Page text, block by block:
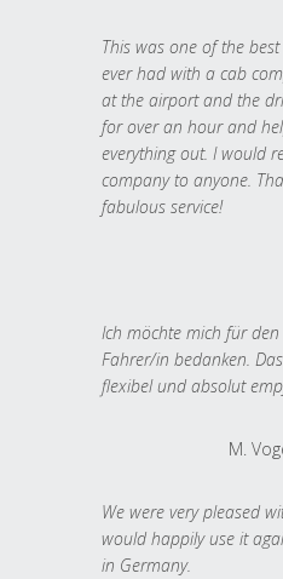
This was one of the
ever had with a cab
at the airport and the
for over an hour and
everything out. I would
company to anyone.
fabulous service!
Ich möchte mich für den
Fahrer/in bedanken.
flexibel und absolut
M.
We were very pleased
would happily use it
in Germany.